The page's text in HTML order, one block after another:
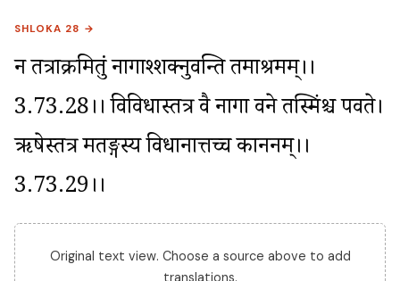
SHLOKA 28 →
न तत्राक्रमितुं नागाश्शक्नुवन्ति तमाश्रमम्।।
3.73.28।। विविधास्तत्र वै नागा वने तस्मिंश्च पर्वते।
ऋषेस्तत्र मतङ्गस्य विधानात्तच्च काननम्।।
3.73.29।।
Original text view. Choose a source above to add